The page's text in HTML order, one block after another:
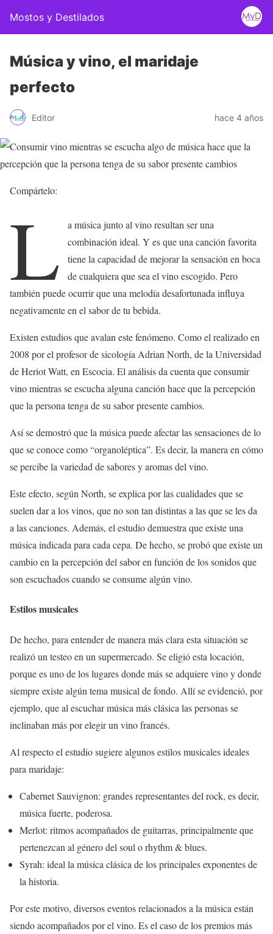
Mostos y Destilados
Música y vino, el maridaje
perfecto
Editor hace 4 años
Compártelo:
L
a música junto al vino resultan ser una
combinación ideal. Y es que una canción favorita
tiene la capacidad de mejorar la sensación en boca
de cualquiera que sea el vino escogido. Pero
también puede ocurrir que una melodía desafortunada influya
negativamente en el sabor de tu bebida.
Existen estudios que avalan este fenómeno. Como el realizado en
2008 por el profesor de sicología Adrian North, de la Universidad
de Heriot Watt, en Escocia. El análisis da cuenta que consumir
vino mientras se escucha alguna canción hace que la percepción
que la persona tenga de su sabor presente cambios.
Así se demostró que la música puede afectar las sensaciones de lo
que se conoce como “organoléptica”. Es decir, la manera en cómo
se percibe la variedad de sabores y aromas del vino.
Este efecto, según North, se explica por las cualidades que se
suelen dar a los vinos, que no son tan distintas a las que se les da
a las canciones. Además, el estudio demuestra que existe una
música indicada para cada cepa. De hecho, se probó que existe un
cambio en la percepción del sabor en función de los sonidos que
son escuchados cuando se consume algún vino.
Estilos musicales
De hecho, para entender de manera más clara esta situación se
realizó un testeo en un supermercado. Se eligió esta locación,
porque es uno de los lugares donde más se adquiere vino y donde
siempre existe algún tema musical de fondo. Allí se evidenció, por
ejemplo, que al escuchar música más clásica las personas se
inclinaban más por elegir un vino francés.
Al respecto el estudio sugiere algunos estilos musicales ideales
para maridaje:
Cabernet Sauvignon: grandes representantes del rock, es decir,
música fuerte, poderosa.
Merlot: ritmos acompañados de guitarras, principalmente que
pertenezcan al género del soul o rhythm & blues.
Syrah: ideal la música clásica de los principales exponentes de
la historia.
Por este motivo, diversos eventos relacionados a la música están
siendo acompañados por el vino. Es el caso de los premios más